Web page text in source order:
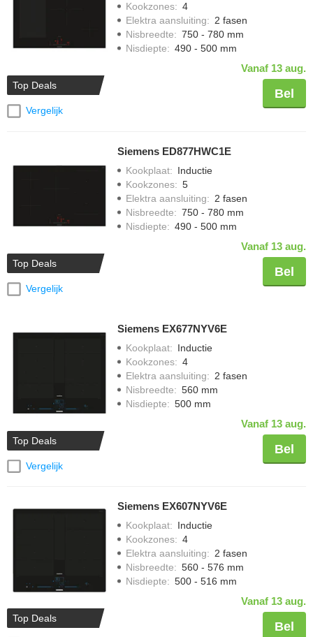
Top Deals
Vergelijk
Kookzones: 4
Elektra aansluiting: 2 fasen
Nisbreedte: 750 - 780 mm
Nisdiepte: 490 - 500 mm
Vanaf 13 aug.
Bel
Top Deals
Vergelijk
Siemens ED877HWC1E
Kookplaat: Inductie
Kookzones: 5
Elektra aansluiting: 2 fasen
Nisbreedte: 750 - 780 mm
Nisdiepte: 490 - 500 mm
Vanaf 13 aug.
Bel
Top Deals
Vergelijk
Siemens EX677NYV6E
Kookplaat: Inductie
Kookzones: 4
Elektra aansluiting: 2 fasen
Nisbreedte: 560 mm
Nisdiepte: 500 mm
Vanaf 13 aug.
Bel
Top Deals
Siemens EX607NYV6E
Kookplaat: Inductie
Kookzones: 4
Elektra aansluiting: 2 fasen
Nisbreedte: 560 - 576 mm
Nisdiepte: 500 - 516 mm
Vanaf 13 aug.
Bel